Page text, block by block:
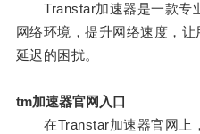
Transtar加速器是一款专
网络环境，提升网络速度，
延迟的困扰。
tm加速器官网入口
在Transtar加速器官网上